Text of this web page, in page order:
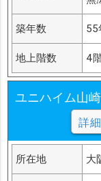
築年数 55
地上階数 4
ユニハイム山
詳
所在地 大